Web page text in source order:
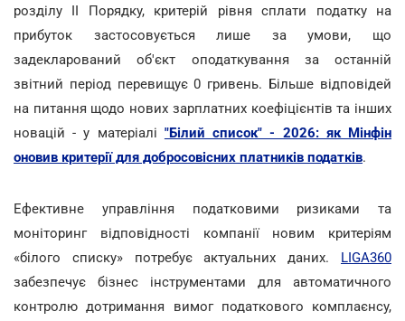
розділу II Порядку, критерій рівня сплати податку на
прибуток застосовується лише за умови, що
задекларований об'єкт оподаткування за останній
звітний період перевищує 0 гривень. Більше відповідей
на питання щодо нових зарплатних коефіцієнтів та інших
новацій - у матеріалі "Білий список" - 2026: як Мінфін
оновив критерії для добросовісних платників податків.
Ефективне управління податковими ризиками та
моніторинг відповідності компанії новим критеріям
«білого списку» потребує актуальних даних. LIGA360
забезпечує бізнес інструментами для автоматичного
контролю дотримання вимог податкового комплаєнсу,